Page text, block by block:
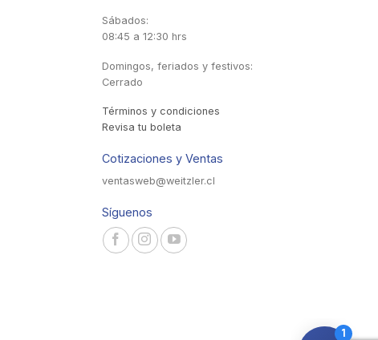
Sábados:
08:45 a 12:30 hrs
Domingos, feriados y festivos:
Cerrado
Términos y condiciones
Revisa tu boleta
Cotizaciones y Ventas
ventasweb@weitzler.cl
Síguenos